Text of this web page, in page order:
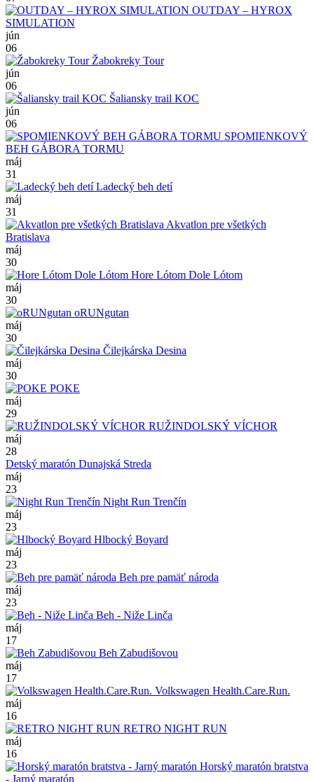
OUTDAY – HYROX
SIMULATION
jún
06
Žabokreky Tour
jún
06
Šaliansky trail KOC
jún
06
SPOMIENKOVÝ
BEH GÁBORA TORMU
máj
31
Ladecký beh detí
máj
31
Akvatlon pre všetkých
Bratislava
máj
30
Hore Lótom Dole Lótom
máj
30
oRUNgutan
máj
30
Čilejkárska Desina
máj
30
POKE
máj
29
RUŽINDOLSKÝ VÍCHOR
máj
28
Detský maratón Dunajská Streda
máj
23
Night Run Trenčín
máj
23
Hlbocký Boyard
máj
23
Beh pre pamäť národa
máj
23
Beh - Niže Linča
máj
17
Beh Zabudišovou
máj
17
Volkswagen Health.Care.Run.
máj
16
RETRO NIGHT RUN
máj
16
Horský maratón bratstva
- Jarný maratón